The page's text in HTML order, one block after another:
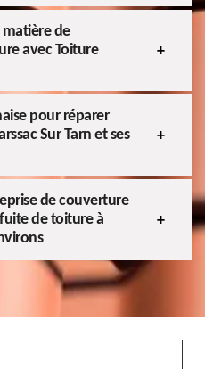
matière de
avec Toiture
pour réparer
Sur Tarn et ses
de couverture
de toiture à